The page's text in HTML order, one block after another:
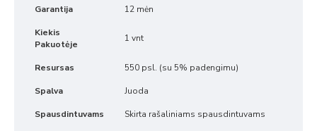
Garantija 12 mėn
Kiekis
Pakuotėje
1 vnt
Resursas 550 psl. (su 5% padengimu)
Spalva Juoda
Spausdintuvams Skirta rašaliniams spausdintuvams